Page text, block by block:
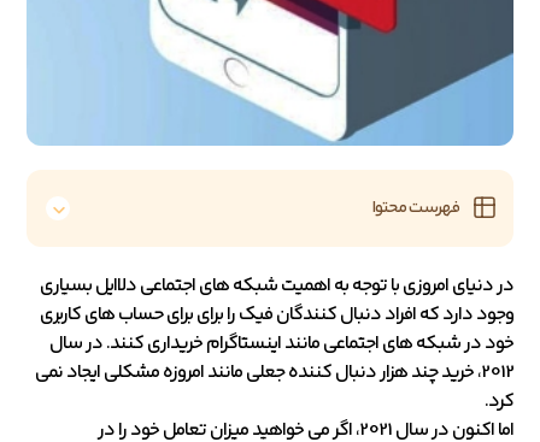
فهرست محتوا
در دنیای امروزی با توجه به اهمیت شبکه های اجتماعی دلاایل بسیاری
وجود دارد که افراد دنبال کنندگان فیک را برای برای حساب های کاربری
خود در شبکه های اجتماعی مانند اینستاگرام خریداری کنند. در سال
2012، خرید چند هزار دنبال کننده جعلی مانند امروزه مشکلی ایجاد نمی
کرد.
اما اکنون در سال 2021، اگر می خواهید میزان تعامل خود را در